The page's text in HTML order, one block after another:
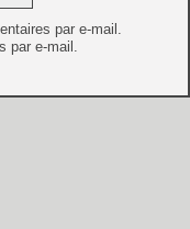
par e-mail.
par e-mail.